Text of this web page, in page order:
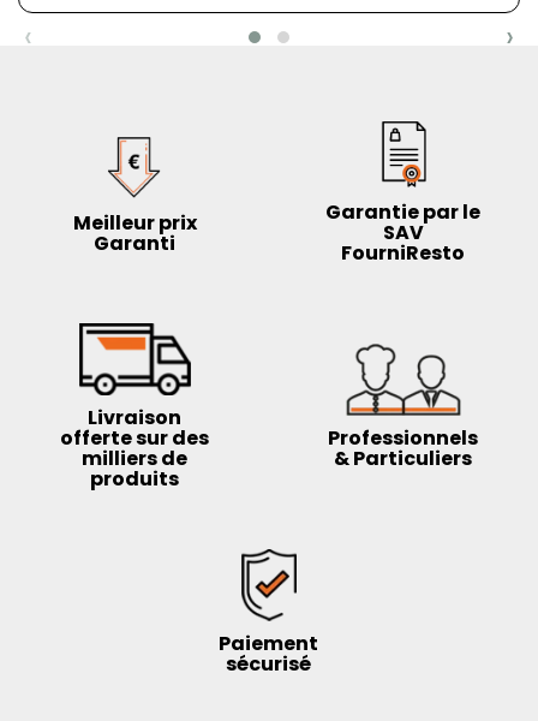
‹ ›
Meilleur prix
Garanti
Garantie par le
SAV
FourniResto
Livraison
offerte sur des
milliers de
produits
Professionnels
& Particuliers
Paiement
sécurisé